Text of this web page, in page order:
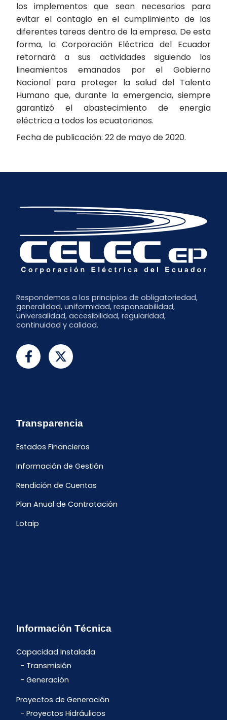
los implementos que sean necesarios para
evitar el contagio en el cumplimiento de las
diferentes tareas dentro de la empresa. De esta
forma, la Corporación Eléctrica del Ecuador
retornará a sus actividades siguiendo los
lineamientos emanados por el Gobierno
Nacional para proteger la salud del Talento
Humano que, durante la emergencia, siempre
garantizó el abastecimiento de energía
eléctrica a todos los ecuatorianos.
Fecha de publicación: 22 de mayo de 2020.
Respondemos a los principios de obligatoriedad,
generalidad, uniformidad, responsabilidad,
universalidad, accesibilidad, regularidad,
continuidad y calidad.
Transparencia
Estados Financieros
Información de Gestión
Rendición de Cuentas
Plan Anual de Contratación
Lotaip
Información Técnica
Capacidad Instalada
Transmisión
Generación
Proyectos de Generación
Proyectos Hidráulicos